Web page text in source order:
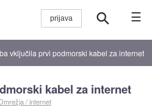
☰
vključila prvi podmorski kabel za internet
kabel za internet
/ internet